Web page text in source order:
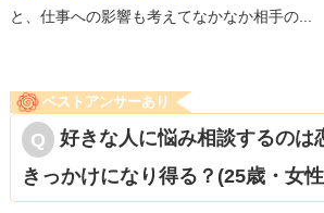
と、仕事への影響も考えてなかなか相手の...
ベストアンサーあり
好きな人に悩み相談するのは
きっかけになり得る？(25歳・女性